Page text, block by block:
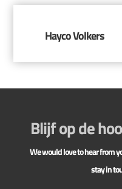
Hayco Volkers
Blijf op de
We would love to hear from
stay in